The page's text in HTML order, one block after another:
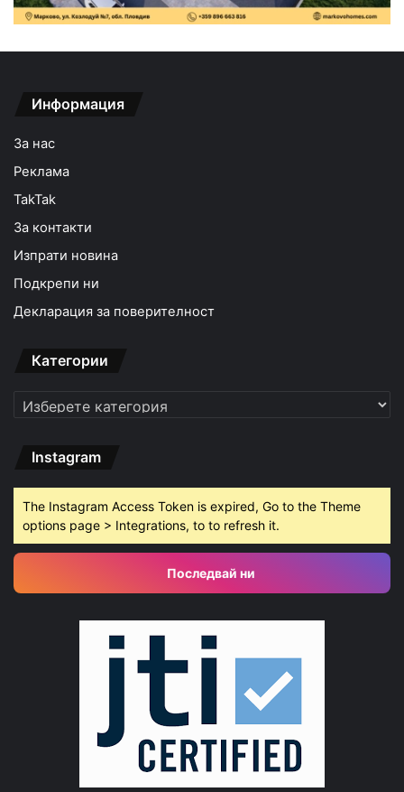
Информация
За нас
Реклама
TakTak
За контакти
Изпрати новина
Подкрепи ни
Декларация за поверителност
Категории
Категории
Instagram
The Instagram Access Token is expired, Go to the Theme
options page > Integrations, to to refresh it.
Последвай ни